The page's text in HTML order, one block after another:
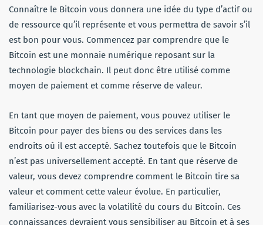
Connaître le Bitcoin vous donnera une idée du type d’actif ou
de ressource qu’il représente et vous permettra de savoir s’il
est bon pour vous. Commencez par comprendre que le
Bitcoin est une monnaie numérique reposant sur la
technologie blockchain. Il peut donc être utilisé comme
moyen de paiement et comme réserve de valeur.
En tant que moyen de paiement, vous pouvez utiliser le
Bitcoin pour payer des biens ou des services dans les
endroits où il est accepté. Sachez toutefois que le Bitcoin
n’est pas universellement accepté. En tant que réserve de
valeur, vous devez comprendre comment le Bitcoin tire sa
valeur et comment cette valeur évolue. En particulier,
familiarisez-vous avec la volatilité du cours du Bitcoin. Ces
connaissances devraient vous sensibiliser au Bitcoin et à ses